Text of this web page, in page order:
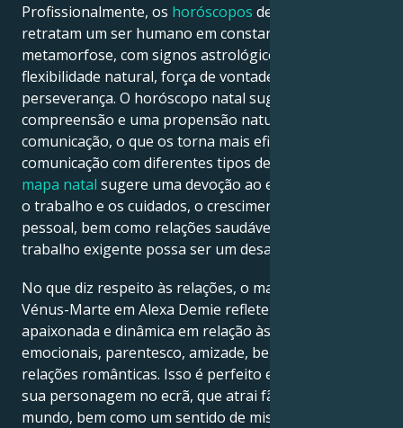
Profissionalmente, os horóscopos de Alexa Demie
retratam um ser humano em constante
metamorfose, com signos astrológicos que refletem
flexibilidade natural, força de vontade, criatividade e
perseverança. O horóscopo natal sugere abertura,
compreensão e uma propensão natural para a
comunicação, o que os torna mais eficazes na
comunicação com diferentes tipos de pessoas. O
mapa natal sugere uma devoção ao equilíbrio entre
o trabalho e os cuidados, o crescimento a nível
pessoal, bem como relações saudáveis, embora um
trabalho exigente possa ser um desafio.
No que diz respeito às relações, o mapa natal de
Vénus-Marte em Alexa Demie reflete uma atitude
apaixonada e dinâmica em relação às relações
emocionais, parentesco, amizade, bem como
relações românticas. Isso é perfeito em termos da
sua personagem no ecrã, que atrai fãs de todo o
mundo, bem como um sentido de mistério e atração.